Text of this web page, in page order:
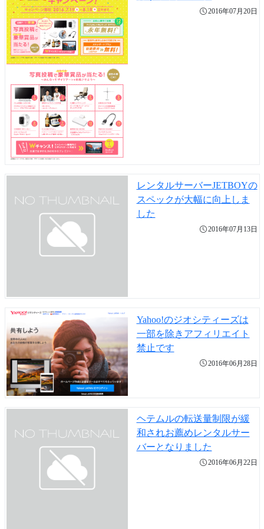
2016年07月20日
レンタルサーバーJETBOYの
スペックが大幅に向上しま
した
2016年07月13日
Yahoo!のジオシティーズは
一部を除きアフィリエイト
禁止です
2016年06月28日
ヘテムルの転送量制限が緩
和されお薦めレンタルサー
バーとなりました
2016年06月22日